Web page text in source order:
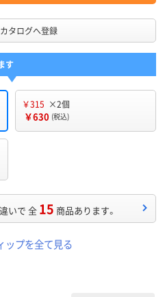
タログへ登録
す
￥315 ×2個
￥630 (税込)
違いで 全 15 商品あります。
ップを全て見る